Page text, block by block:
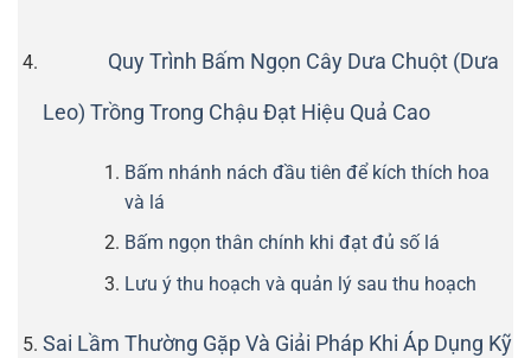
Quy Trình Bấm Ngọn Cây Dưa Chuột (Dưa
Leo) Trồng Trong Chậu Đạt Hiệu Quả Cao
Bấm nhánh nách đầu tiên để kích thích hoa
và lá
Bấm ngọn thân chính khi đạt đủ số lá
Lưu ý thu hoạch và quản lý sau thu hoạch
Sai Lầm Thường Gặp Và Giải Pháp Khi Áp Dụng Kỹ